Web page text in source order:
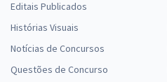
Editais Publicados
Histórias Visuais
Notícias de Concursos
Questões de Concurso